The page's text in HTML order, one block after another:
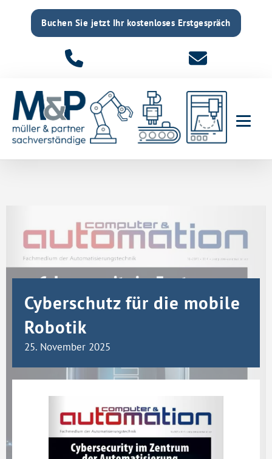
Buchen Sie jetzt Ihr kostenloses Erstgespräch
Cyberschutz für die mobile
Robotik
25. November 2025